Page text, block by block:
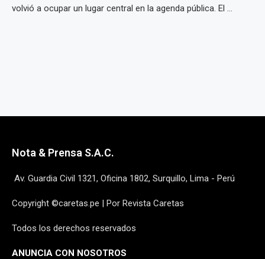
volvió a ocupar un lugar central en la agenda pública. El ...
Nota & Prensa S.A.C.
Av. Guardia Civil 1321, Oficina 1802, Surquillo, Lima - Perú
Copyright ©caretas.pe | Por Revista Caretas
Todos los derechos reservados
ANUNCIA CON NOSOTROS